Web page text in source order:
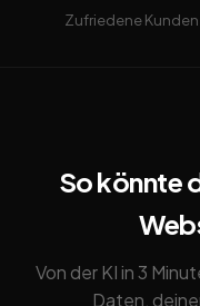
Zufriedene Kunden
So könnte
Von der KI in 3
Daten,